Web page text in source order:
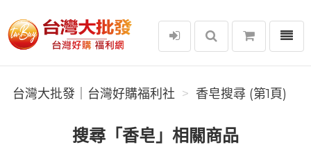
台灣大批發｜台灣好購福利社
選單
台灣大批發｜台灣好購福利社 香皂搜尋 (第1頁)
搜尋「香皂」相關商品